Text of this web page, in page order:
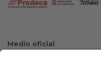
Medio oficial